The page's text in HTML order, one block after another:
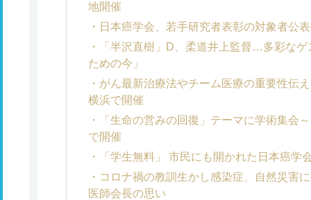
地開催
日本癌学会、若手研究者表彰の対象者公
「半沢直樹」D、柔道井上監督…多彩な
ための今」
がん最新治療法やチーム医療の重要性伝
横浜で開催
「生命の営みの回復」テーマに学術集会
で開催
「学生無料」 市民にも開かれた日本癌学
コロナ禍の教訓生かし感染症、自然災害
医師会長の思い